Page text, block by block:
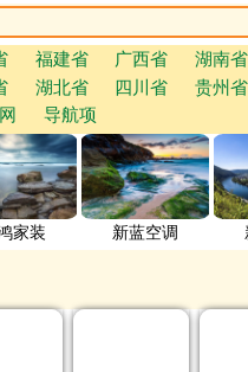
福建省 广西省 湖南省
湖北省 四川省 贵州省
导航项
家装 新蓝空调